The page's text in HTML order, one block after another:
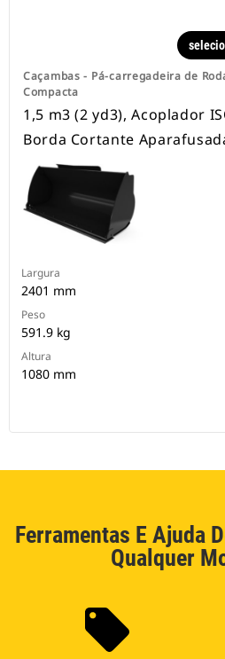
Caçambas - Pá-carregadeira de
Compacta
1,5 m3 (2 yd3), Acoplador
Borda Cortante
Largura
2401 mm
Peso
591.9 kg
Altura
1080 mm
Ferramentas E Ajuda
Qualquer